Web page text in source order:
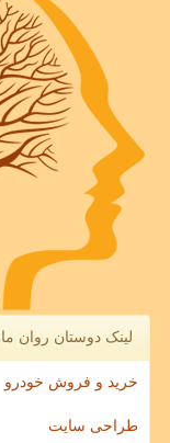
لینک دوستان روان ما
خرید و فروش خودرو
طراحی سایت